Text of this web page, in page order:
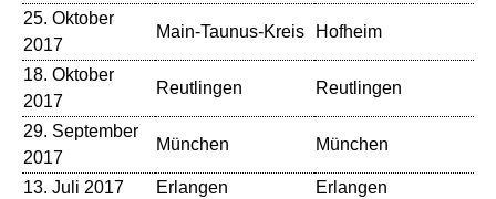
25. Oktober
2017
Main-Taunus-Kreis Hofheim
18. Oktober
2017
Reutlingen Reutlingen
29. September
2017
München München
13. Juli 2017 Erlangen Erlangen